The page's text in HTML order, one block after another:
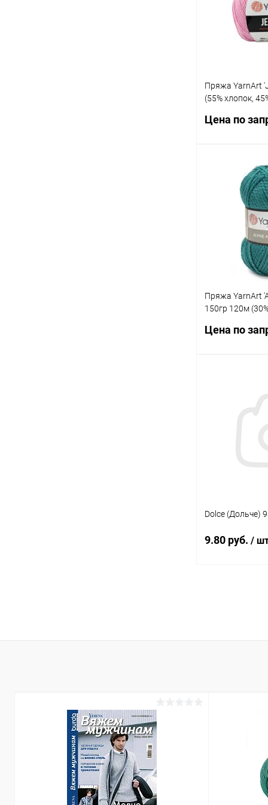
В избранное
Пряжа YarnArt
(55% хлопок,
Цена по
Купить в 1
В избранное
Пряжа YarnArt
150гр 120м
бирюзовый)
Цена по
Dolce (Дольче)
9.80 руб. /
В избранное